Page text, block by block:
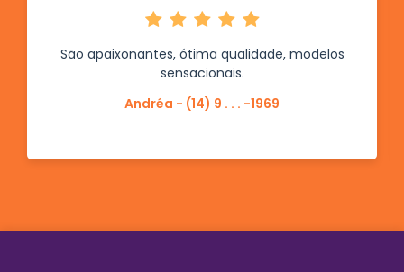
São apaixonantes, ótima qualidade, modelos
sensacionais.
Andréa - (14) 9 . . . -1969